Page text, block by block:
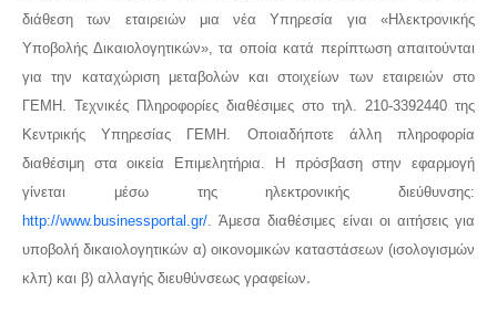
διάθεση των εταιρειών μια νέα Υπηρεσία για «Ηλεκτρονικής
Υποβολής Δικαιολογητικών», τα οποία κατά περίπτωση απαιτούνται
για την καταχώριση μεταβολών και στοιχείων των εταιρειών στο
ΓΕΜΗ. Τεχνικές Πληροφορίες διαθέσιμες στο τηλ. 210-3392440 της
Κεντρικής Υπηρεσίας ΓΕΜΗ. Οποιαδήποτε άλλη πληροφορία
διαθέσιμη στα οικεία Επιμελητήρια. Η πρόσβαση στην εφαρμογή
γίνεται μέσω της ηλεκτρονικής διεύθυνσης:
http://www.businessportal.gr/ . Άμεσα διαθέσιμες είναι οι αιτήσεις για
υποβολή δικαιολογητικών α) οικονομικών καταστάσεων (ισολογισμών
κλπ) και β) αλλαγής διευθύνσεως γραφείων.